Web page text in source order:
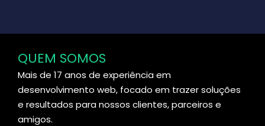
QUEM SOMOS
Mais de 17 anos de experiência em
desenvolvimento web, focado em trazer soluções
e resultados para nossos clientes, parceiros e
amigos.